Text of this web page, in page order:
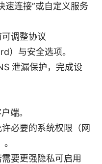
速连接”或自定义服务
调整协议
）与安全选项。
泄漏保护，完成设
端。
必要的系统权限（网
要更强隐私可启用